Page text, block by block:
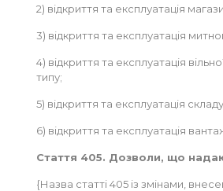
2) відкриття та експлуатація
3) відкриття та експлуатація
4) відкриття та експлуатація
типу;
5) відкриття та експлуатація
6) відкриття та експлуатація
Стаття 405. Дозволи, що
{Назва статті 405 із змінами,